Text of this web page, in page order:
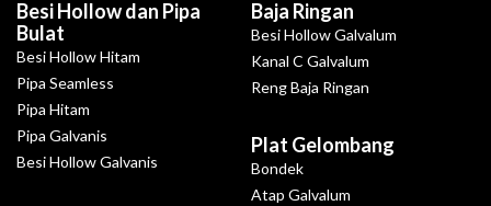
Besi Hollow dan Pipa
Bulat
Besi Hollow Hitam
Pipa Seamless
Pipa Hitam
Pipa Galvanis
Besi Hollow Galvanis
Baja Ringan
Besi Hollow Galvalum
Kanal C Galvalum
Reng Baja Ringan
Plat Gelombang
Bondek
Atap Galvalum